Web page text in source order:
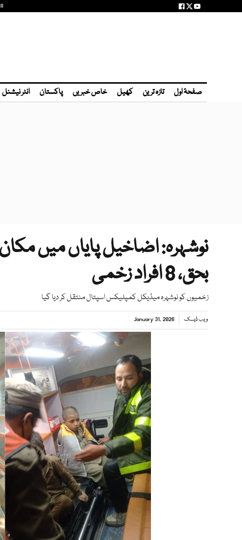
صفحۂ اول تازہ ترین کھیل خاص خبریں پاکستان انٹر نیشنل
نوشہرہ: اضاخیل پایاں میں
بحق، 8 افراد زخمی
زخمیوں کو نوشہرہ میڈیکل کمپلیکس اسپتال منتقل کر دیا گیا
ویب ڈیسک January 31, 2026